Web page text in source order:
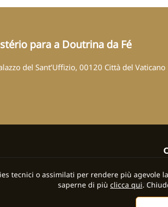
para a Doutrina da Fé
del Sant’Uffizio, 00120 Città del Vaticano
©2024
tecnici o assimilati per rendere più
saperne di più clicca qui.